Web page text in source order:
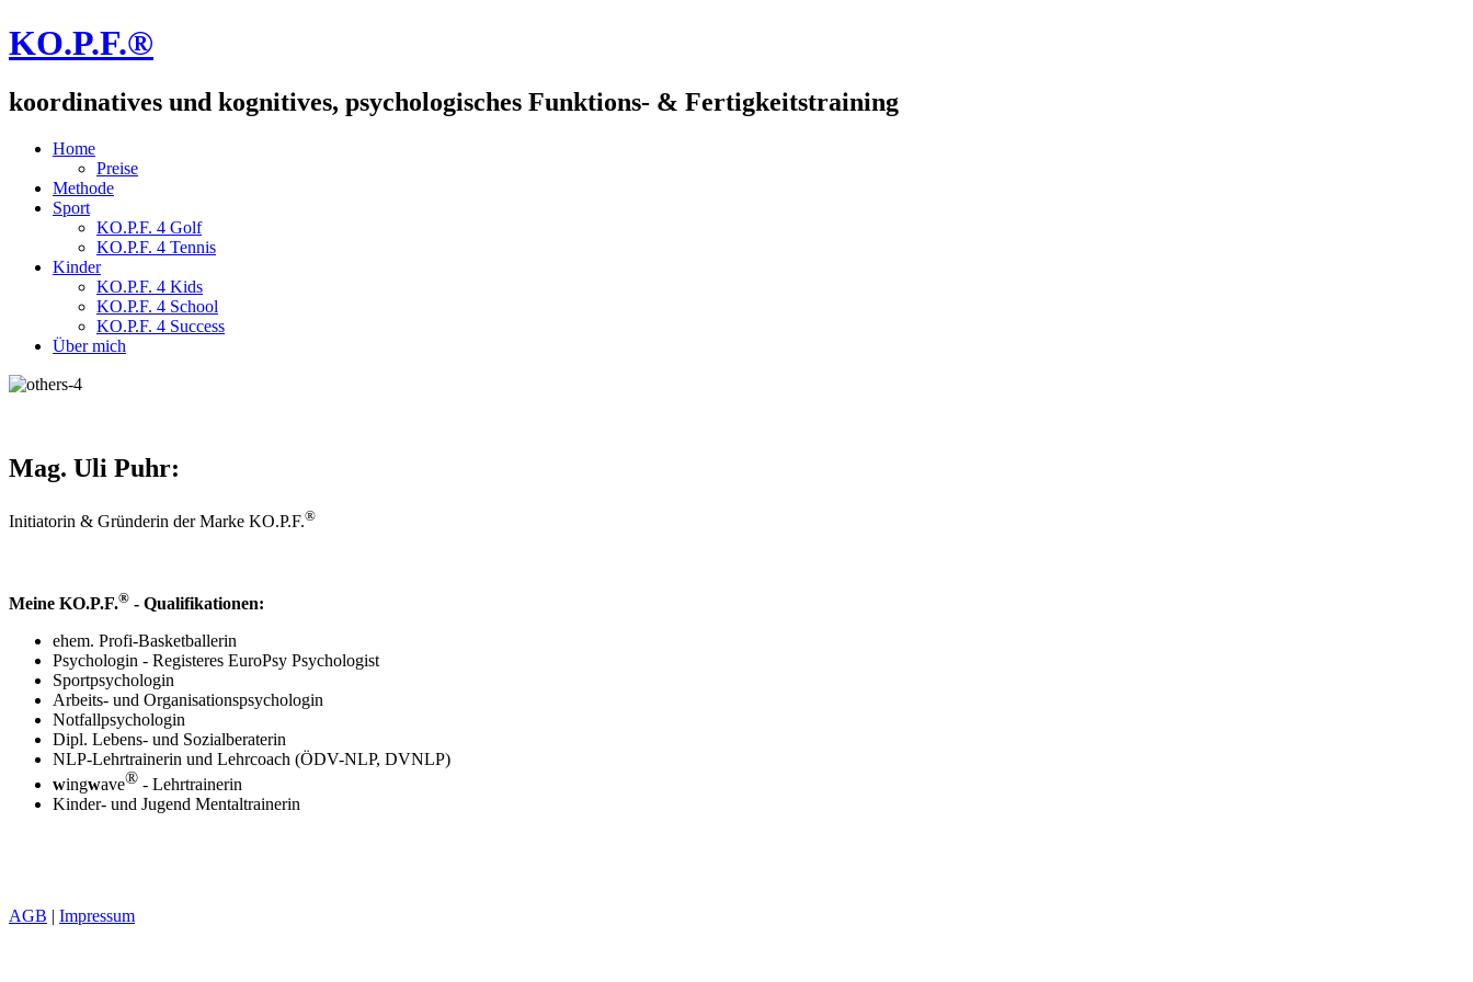
KO.P.F.®
koordinatives und kognitives, psychologisches Funktions- & Fertigkeitstraining
Home
Preise
Methode
Sport
KO.P.F. 4 Golf
KO.P.F. 4 Tennis
Kinder
KO.P.F. 4 Kids
KO.P.F. 4 School
KO.P.F. 4 Success
Über mich
Mag. Uli Puhr:
Initiatorin & Gründerin der Marke KO.P.F.®
Meine KO.P.F.® - Qualifikationen:
ehem. Profi-Basketballerin
Psychologin - Registeres EuroPsy Psychologist
Sportpsychologin
Arbeits- und Organisationspsychologin
Notfallpsychologin
Dipl. Lebens- und Sozialberaterin
NLP-Lehrtrainerin und Lehrcoach (ÖDV-NLP, DVNLP)
wingwave® - Lehrtrainerin
Kinder- und Jugend Mentaltrainerin
AGB | Impressum